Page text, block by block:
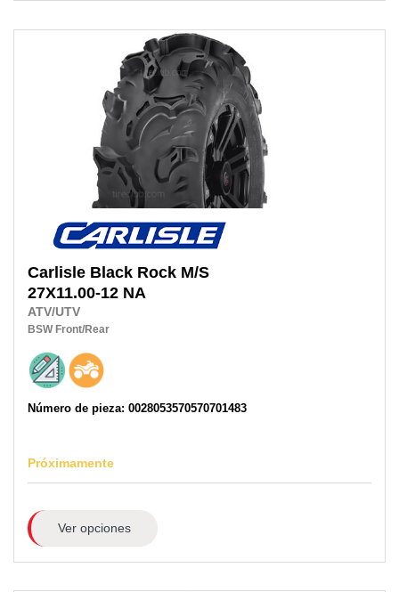
Carlisle Black Rock M/S
27X11.00-12 NA
ATV/UTV
BSW Front/Rear
Número de pieza: 0028053570570701483
Próximamente
Ver opciones